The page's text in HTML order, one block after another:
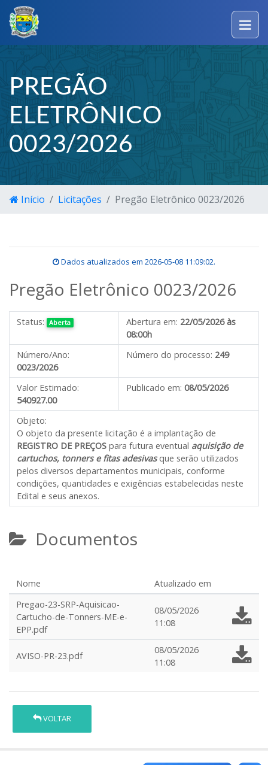
PREGÃO
ELETRÔNICO
0023/2026
Início Licitações Pregão Eletrônico 0023/2026
Dados atualizados em 2026-05-08 11:09:02.
Pregão Eletrônico 0023/2026
Status: Aberta Abertura em: 22/05/2026 às
08:00h
Número/Ano:
0023/2026
Número do processo: 249
Valor Estimado:
540927.00
Publicado em: 08/05/2026
Objeto:
O objeto da presente licitação é a implantação de
REGISTRO DE PREÇOS para futura eventual aquisição de
cartuchos, tonners e fitas adesivasque serão utilizados
pelos diversos departamentos municipais, conforme
condições, quantidades e exigências estabelecidas neste
Edital e seus anexos.
Documentos
Nome
Atualizado em
Pregao-23-SRP-Aquisicao-
Cartucho-de-Tonners-ME-e-
EPP.pdf
08/05/2026
11:08
AVISO-PR-23.pdf
08/05/2026
11:08
VOLTAR